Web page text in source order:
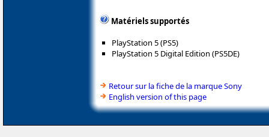
Matériels supportés
PlayStation 5 (PS5)
PlayStation 5 Digital Edition (PS5DE)
Retour sur la fiche de la marque Sony
English version of this page